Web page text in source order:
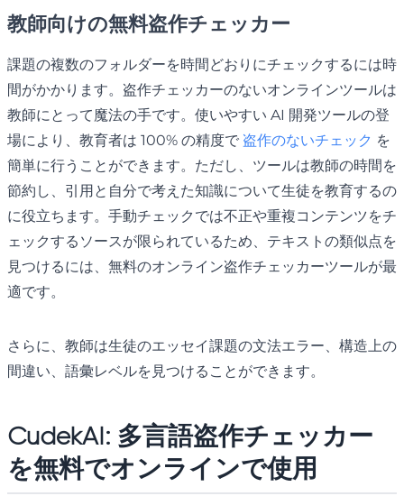
教師向けの無料盗作チェッカー
課題の複数のフォルダーを時間どおりにチェックするには時
間がかかります。盗作チェッカーのないオンラインツールは
教師にとって魔法の手です。使いやすい AI 開発ツールの登
場により、教育者は 100% の精度で 盗作のないチェック を
簡単に行うことができます。ただし、ツールは教師の時間を
節約し、引用と自分で考えた知識について生徒を教育するの
に役立ちます。手動チェックでは不正や重複コンテンツをチ
ェックするソースが限られているため、テキストの類似点を
見つけるには、無料のオンライン盗作チェッカーツールが最
適です。
さらに、教師は生徒のエッセイ課題の文法エラー、構造上の
間違い、語彙レベルを見つけることができます。
CudekAI: 多言語盗作チェッカー
を無料でオンラインで使用